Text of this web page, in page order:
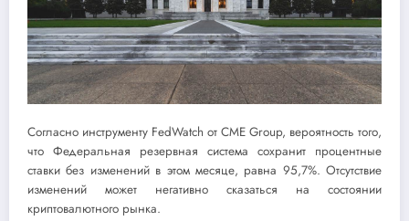
Согласно инструменту FedWatch от CME Group, вероятность того,
что Федеральная резервная система сохранит процентные
ставки без изменений в этом месяце, равна 95,7%. Отсутствие
изменений может негативно сказаться на состоянии
криптовалютного рынка.